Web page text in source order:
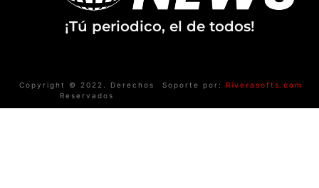
¡Tú periodico, el de todos!
Copyright © 2022. Derechos
Reservados
Soporte por: Riverasofts.com